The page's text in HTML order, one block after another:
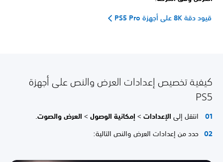
قيود دقة 8K على أجهزة PS5 Pro
كيفية تخصيص إعدادات العرض والنص على أجهزة
PS5
انتقل إلىالإعدادات>إمكانية الوصول>العرض والصوت.
حدد من إعدادات العرض والنص التالية: